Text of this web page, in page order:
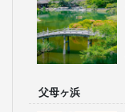
父母ヶ浜